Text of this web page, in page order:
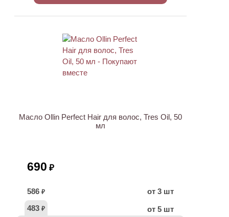
Масло Ollin Perfect Hair для волос, Tres Oil, 50
мл
690 ₽
586 ₽
от 3 шт
483 ₽ от 5 шт